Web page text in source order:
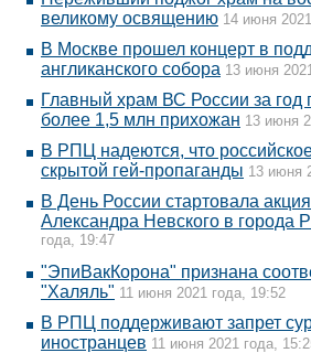
великому освящению 14 июня
В Москве прошел концерт в
англиканского собора 13 июня
Главный храм ВС России за год
более 1,5 млн прихожан 13 июня
В РПЦ надеются, что
скрытой гей-пропаганды 13 июня
В День России стартовала
Александра Невского в города
года, 19:47
"ЭпиВакКорона" признана
"Халяль" 11 июня 2021 года, 19:52
В РПЦ поддерживают запрет
иностранцев 11 июня 2021 года,